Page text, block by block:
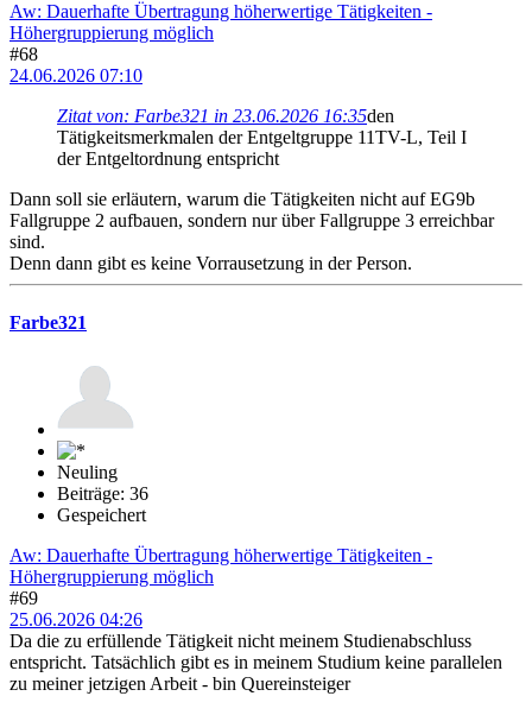
Aw: Dauerhafte Übertragung höherwertige Tätigkeiten -
Höhergruppierung möglich
#68
24.06.2026 07:10
Zitat von: Farbe321 in 23.06.2026 16:35den
Tätigkeitsmerkmalen der Entgeltgruppe 11TV-L, Teil I
der Entgeltordnung entspricht
Dann soll sie erläutern, warum die Tätigkeiten nicht auf EG9b
Fallgruppe 2 aufbauen, sondern nur über Fallgruppe 3 erreichbar
sind.
Denn dann gibt es keine Vorrausetzung in der Person.
Farbe321
Neuling
Beiträge: 36
Gespeichert
Aw: Dauerhafte Übertragung höherwertige Tätigkeiten -
Höhergruppierung möglich
#69
25.06.2026 04:26
Da die zu erfüllende Tätigkeit nicht meinem Studienabschluss
entspricht. Tatsächlich gibt es in meinem Studium keine parallelen
zu meiner jetzigen Arbeit - bin Quereinsteiger